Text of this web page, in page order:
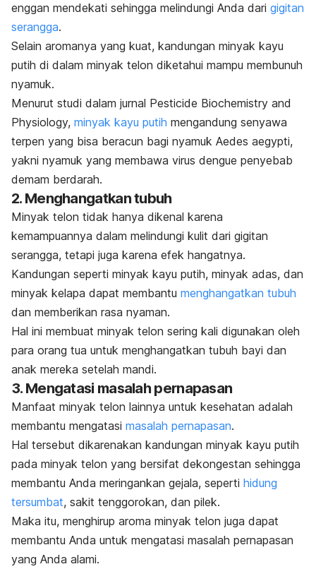
enggan mendekati sehingga melindungi Anda dari gigitan
serangga.
Selain aromanya yang kuat, kandungan minyak kayu
putih di dalam minyak telon diketahui mampu membunuh
nyamuk.
Menurut studi dalam jurnal Pesticide Biochemistry and
Physiology, minyak kayu putih mengandung senyawa
terpen yang bisa beracun bagi nyamuk Aedes aegypti,
yakni nyamuk yang membawa virus dengue penyebab
demam berdarah.
2. Menghangatkan tubuh
Minyak telon tidak hanya dikenal karena
kemampuannya dalam melindungi kulit dari gigitan
serangga, tetapi juga karena efek hangatnya.
Kandungan seperti minyak kayu putih, minyak adas, dan
minyak kelapa dapat membantu menghangatkan tubuh
dan memberikan rasa nyaman.
Hal ini membuat minyak telon sering kali digunakan oleh
para orang tua untuk menghangatkan tubuh bayi dan
anak mereka setelah mandi.
3. Mengatasi masalah pernapasan
Manfaat minyak telon lainnya untuk kesehatan adalah
membantu mengatasi masalah pernapasan.
Hal tersebut dikarenakan kandungan minyak kayu putih
pada minyak telon yang bersifat dekongestan sehingga
membantu Anda meringankan gejala, seperti hidung
tersumbat, sakit tenggorokan, dan pilek.
Maka itu, menghirup aroma minyak telon juga dapat
membantu Anda untuk mengatasi masalah pernapasan
yang Anda alami.